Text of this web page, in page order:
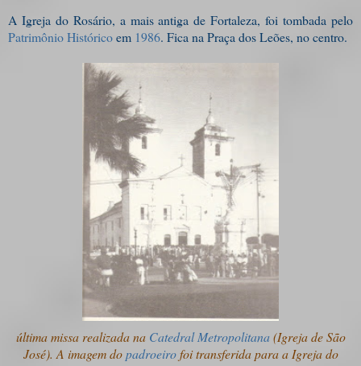
A Igreja do Rosário, a mais antiga de Fortaleza, foi tombada pelo
Patrimônio Históricoem 1986. Fica na Praça dos Leões, no centro.
última missa realizada na Catedral Metropolitana(Igreja de São
José). A imagem dopadroeirofoi transferida para a Igreja do